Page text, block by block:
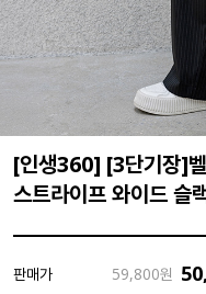
[인생360] [3단기장]
스트라이프 와이드 슬
판매가 59,800원